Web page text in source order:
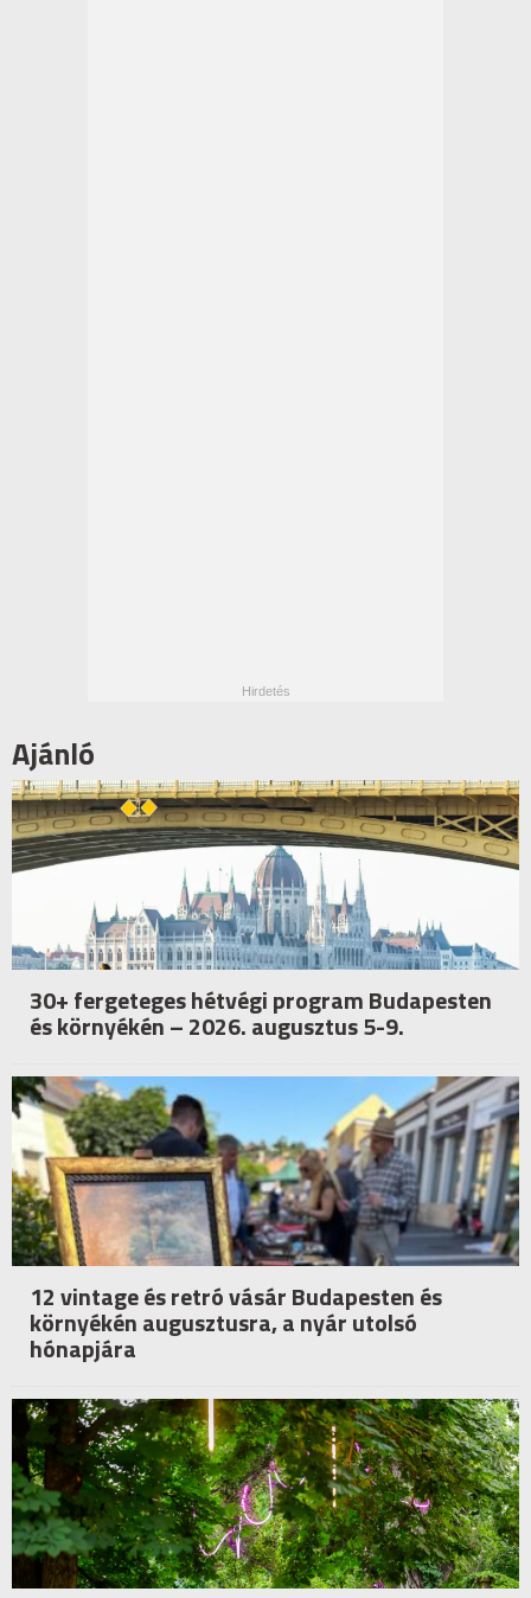
Ajánló
30+ fergeteges hétvégi program Budapesten
és környékén – 2026. augusztus 5-9.
12 vintage és retró vásár Budapesten és
környékén augusztusra, a nyár utolsó
hónapjára